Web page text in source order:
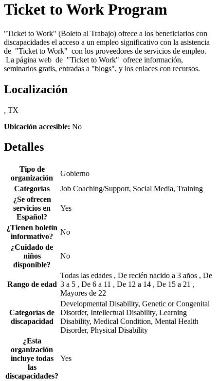
Ticket to Work Program
"Ticket to Work" (Boleto al Trabajo) ofrece a los beneficiarios con
discapacidades el acceso a un empleo significativo con la asistencia
de "Ticket to Work" con los proveedores de servicios de empleo.
La página web de "Ticket to Work" ofrece información,
seminarios gratis, entradas a "blogs", y los enlaces con recursos.
Localización
, TX
Ubicación accesible: No
Detalles
Tipo de
organización
Gobierno
Categorías
Job Coaching/Support, Social Media, Training
¿Se ofrecen
servicios en
Español?
Yes
¿Tienen boletín
informativo?
No
¿Cuidado de
niños
disponible?
No
Rango de edad
Todas las edades , De recién nacido a 3 años , De
3 a 5 , De 6 a 11 , De 12 a 14 , De 15 a 21 ,
Mayores de 22
Categorías de
discapacidad
Developmental Disability, Genetic or Congenital
Disorder, Intellectual Disability, Learning
Disability, Medical Condition, Mental Health
Disorder, Physical Disability
¿Esta
organización
incluye todas
las
discapacidades?
Yes